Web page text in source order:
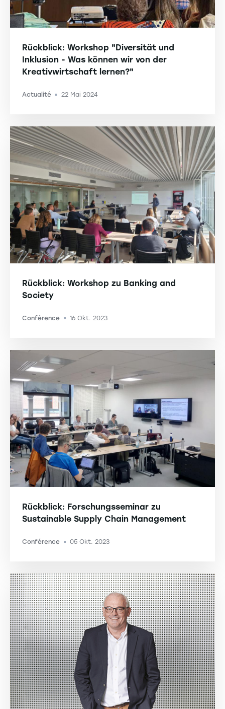
Rückblick: Workshop "Diversität und
Inklusion - Was können wir von der
Kreativwirtschaft lernen?"
Actualité -22 Mai 2024
Rückblick: Workshop zu Banking and
Society
Conférence -16 Okt. 2023
Rückblick: Forschungsseminar zu
Sustainable Supply Chain Management
Conférence -05 Okt. 2023